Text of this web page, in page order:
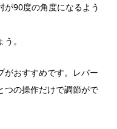
が90度の角度になるよう
。
がおすすめです。レバー
つの操作だけで調節がで